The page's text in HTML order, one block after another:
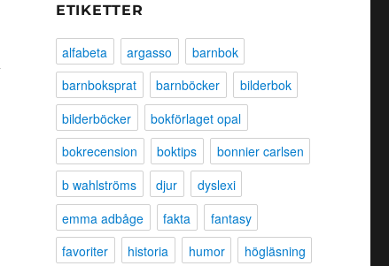
ETIKETTER
alfabeta argasso
barnbok
barnboksprat
barnböcker
bilderbok
bilderböcker
bokförlaget opal
bokrecension
boktips
bonnier carlsen
b wahlströms
djur
dyslexi
emma adbåge
fakta
fantasy
favoriter
historia humor
högläsning